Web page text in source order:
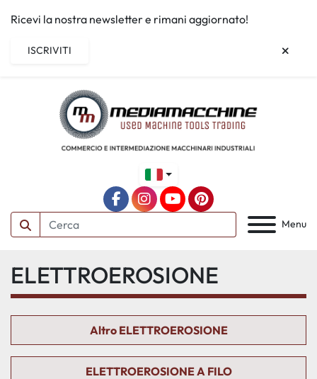
Ricevi la nostra newsletter e rimani aggiornato!
ISCRIVITI
Menu
facebookinstagram
youtubepinterest
ELETTROEROSIONE
Altro ELETTROEROSIONE
ELETTROEROSIONE A FILO